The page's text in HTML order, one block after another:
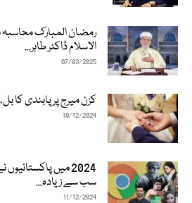
رمضان المبارک
الاسلام ڈاکٹر طاہر...
07/03/2025
کزن میرج پر پابندی کا
10/12/2024
2024 میں
سب سے زیادہ...
11/12/2024